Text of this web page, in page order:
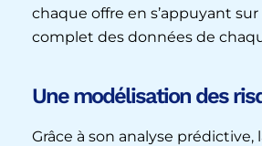
chaque offre en s’appuyant sur
complet des données de
Une modélisation des
Grâce à son analyse prédictive,